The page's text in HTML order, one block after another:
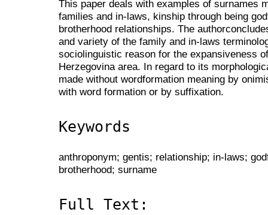
This paper deals with examples of surnames
families and in-laws, kinship through being
brotherhood relationships. The
and variety of the family and in-laws
sociolinguistic reason for the expansiveness
Herzegovina area. In regard to its
made without wordformation meaning by
with word formation or by suffixation.
Keywords
anthroponym; gentis; relationship; in-laws;
brotherhood; surname
Full Text: